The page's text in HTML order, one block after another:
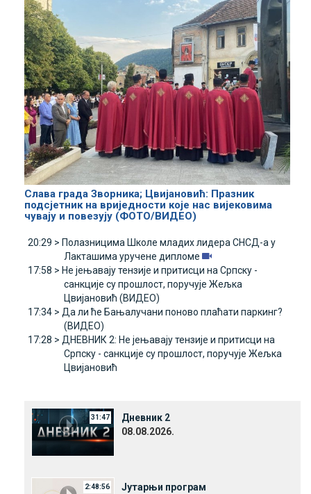
Слава града Зворника; Цвијановић: Празник
подсјетник на вриједности које нас вијековима
чувају и повезују (ФОТО/ВИДЕО)
20:29 > Полазницима Школе младих лидера СНСД-а у
Лакташима уручене дипломе
17:58 > Не јењавају тензије и притисци на Српску -
санкције су прошлост, поручује Жељка
Цвијановић (ВИДЕО)
17:34 > Да ли ће Бањалучани поново плаћати паркинг?
(ВИДЕО)
17:28 > ДНЕВНИК 2: Не јењавају тензије и притисци на
Српску - санкције су прошлост, поручује Жељка
Цвијановић
31:47
Дневник 2
08.08.2026.
2:48:56
Јутарњи програм